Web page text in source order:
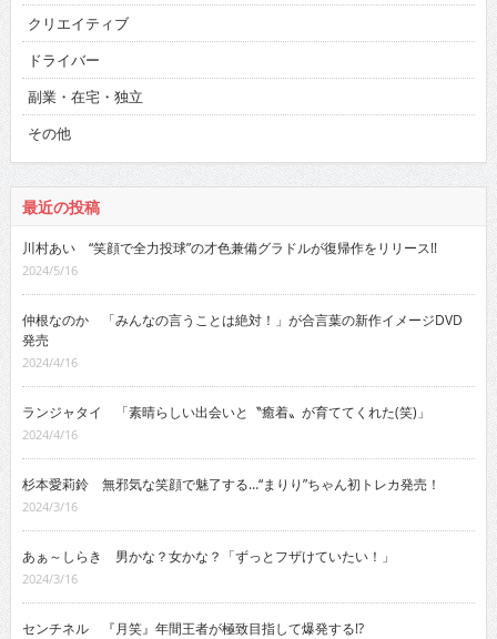
クリエイティブ
ドライバー
副業・在宅・独立
その他
最近の投稿
川村あい “笑顔で全力投球”の才色兼備グラドルが復帰作をリリース!!
2024/5/16
仲根なのか 「みんなの言うことは絶対！」が合言葉の新作イメージDVD
発売
2024/4/16
ランジャタイ 「素晴らしい出会いと〝癒着〟が育ててくれた(笑)」
2024/4/16
杉本愛莉鈴 無邪気な笑顔で魅了する…“まりり”ちゃん初トレカ発売！
2024/3/16
あぁ～しらき 男かな？女かな？「ずっとフザけていたい！」
2024/3/16
センチネル 『月笑』年間王者が極致目指して爆発する!?